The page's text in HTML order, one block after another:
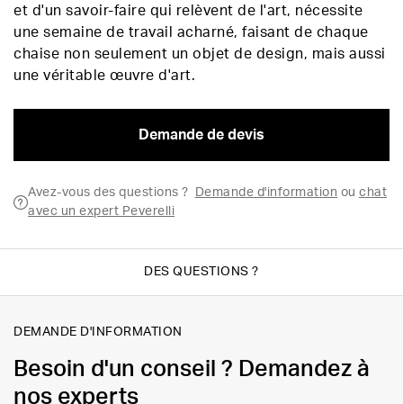
et d'un savoir-faire qui relèvent de l'art, nécessite
une semaine de travail acharné, faisant de chaque
chaise non seulement un objet de design, mais aussi
une véritable œuvre d'art.
Demande de devis
Avez-vous des questions ? Demande d'information ou chat
avec un expert Peverelli
DES QUESTIONS ?
DEMANDE D'INFORMATION
Besoin d'un conseil ? Demandez à
nos experts